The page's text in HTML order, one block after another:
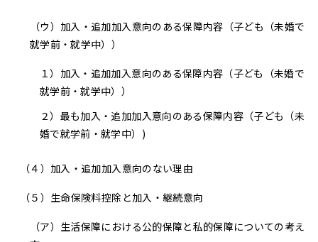
（ウ）加入・追加加入意向のある保障内容（子ども（未婚で
就学前・就学中））
１） 加入・追加加入意向のある保障内容（子ども（未婚で
就学前・就学中））
２） 最も加入・追加加入意向のある保障内容（子ども（未
婚で就学前・就学中）)
（４） 加入・追加加入意向のない理由
（５）生命保険料控除と加入・継続意向
（ア） 生活保障における公的保障と私的保障についての考え